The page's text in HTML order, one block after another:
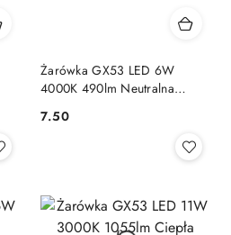
Żarówka GX53 LED 6W
4000K 490lm Neutralna
120°
Cena:
7.50